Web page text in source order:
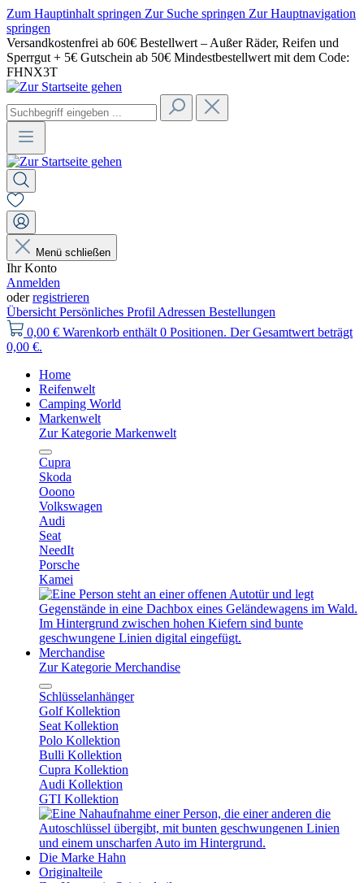
Zum Hauptinhalt springen Zur Suche springen Zur Hauptnavigation
springen
Versandkostenfrei ab 60€ Bestellwert – Außer Räder, Reifen und
Sperrgut + 5€ Gutschein ab 50€ Mindestbestellwert mit dem Code:
FHNX3T
Menü schließen
Ihr Konto
Anmelden
oderregistrieren
Übersicht Persönliches Profil Adressen Bestellungen
0,00 € Warenkorb enthält 0 Positionen. Der Gesamtwert beträgt
0,00 €.
Home
Reifenwelt
Camping World
Markenwelt
Zur Kategorie Markenwelt
Cupra
Skoda
Ooono
Volkswagen
Audi
Seat
NeedIt
Porsche
Kamei
Merchandise
Zur Kategorie Merchandise
Schlüsselanhänger
Golf Kollektion
Seat Kollektion
Polo Kollektion
Bulli Kollektion
Cupra Kollektion
Audi Kollektion
GTI Kollektion
Die Marke Hahn
Originalteile